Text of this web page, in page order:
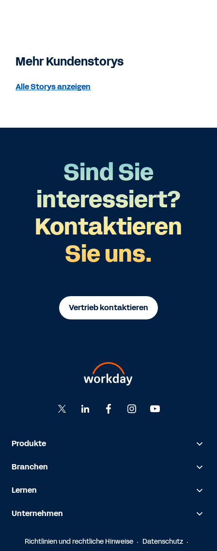
Mehr Kundenstorys
Alle Storys anzeigen
Sind Sie
interessiert?
Kontaktieren
Sie uns.
Vertrieb kontaktieren
Produkte
Branchen
Lernen
Unternehmen
Richtlinien und rechtliche Hinweise Datenschutz